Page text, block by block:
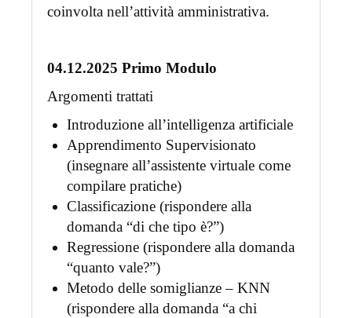
coinvolta nell’attività amministrativa.
04.12.2025 Primo Modulo
Argomenti trattati
Introduzione all’intelligenza artificiale
Apprendimento Supervisionato
(insegnare all’assistente virtuale come
compilare pratiche)
Classificazione (rispondere alla
domanda “di che tipo è?”)
Regressione (rispondere alla domanda
“quanto vale?”)
Metodo delle somiglianze – KNN
(rispondere alla domanda “a chi